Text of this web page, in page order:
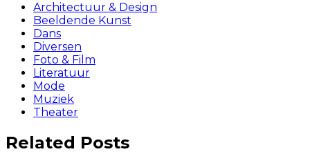
Architectuur & Design
Beeldende Kunst
Dans
Diversen
Foto & Film
Literatuur
Mode
Muziek
Theater
Related Posts